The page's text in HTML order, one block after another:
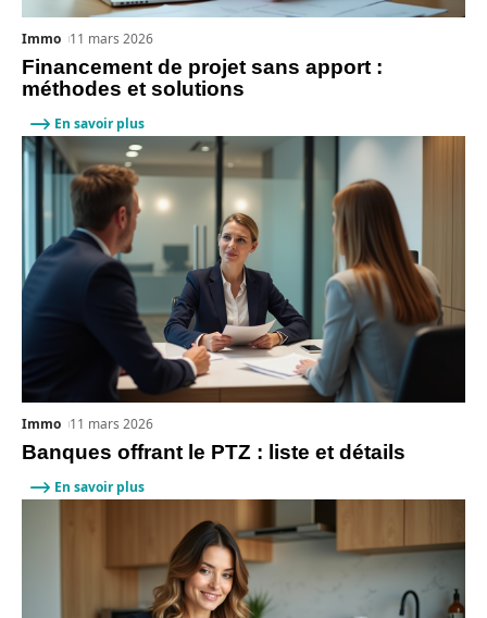
Financement de projet sans apport :
méthodes et solutions
Immo 11 mars 2026
En savoir plus
Banques offrant le PTZ : liste et détails
Immo 11 mars 2026
En savoir plus